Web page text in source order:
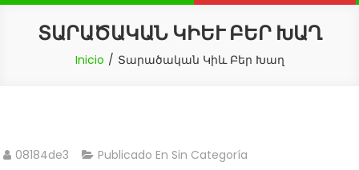
ՏԱՐԱԾԱԿԱՆ ԿԻԵՒ ԲԵՐ ԽԱՂ
Inicio Տարածական Կիև Բեր Խաղ
08184de3 Publicado En Sin Categoría